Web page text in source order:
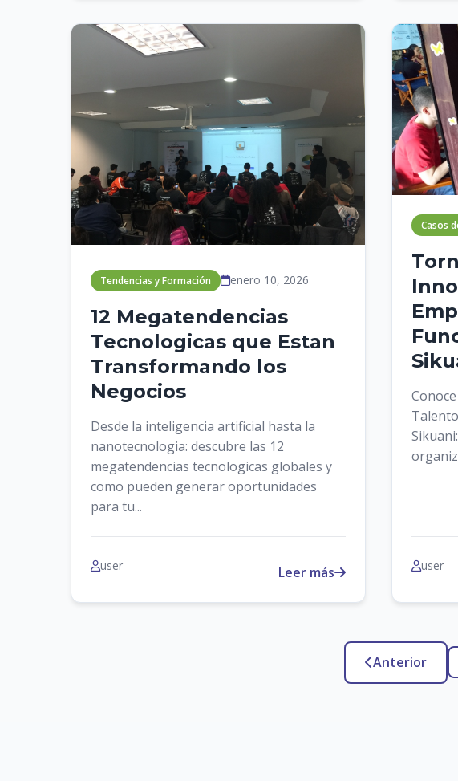
Tendencias y Formación enero 10, 2026
12 Megatendencias
Tecnologicas que Estan
Transformando los
Negocios
Desde la inteligencia artificial hasta la
nanotecnologia: descubre las 12
megatendencias tecnologicas globales y
como pueden generar oportunidades
para tu...
user Leer más
Casos
user
Anterior